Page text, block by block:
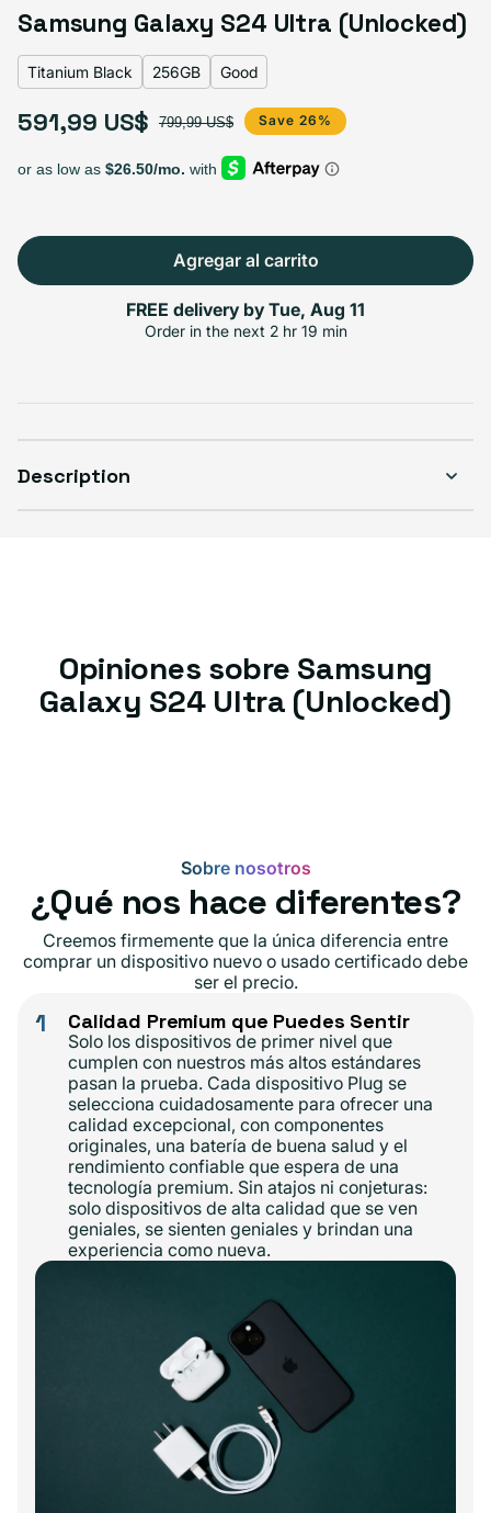
Titanium Black
Titanium Blue
Variante agotada o no disponible
Titanium Gray
Titanium Green
Variante agotada o no disponible
Titanium Orange
Variante agotada o no disponible
Titanium Violet
Titanium Yellow
Variante agotada o no disponible
1TB
$651.99
$591.99
$621.99
Samsung Galaxy S24 Ultra (Unlocked)
Titanium Black 256GB Good
Precio de oferta
591,99 US$
Precio habitual 799,99 US$ Save 26%
Agregar al carrito
FREE delivery by Tue, Aug 11
Order in the next 2 hr 19 min
Description
Opiniones sobre Samsung
Galaxy S24 Ultra (Unlocked)
Sobre nosotros
¿Qué nos hace diferentes?
Creemos firmemente que la única diferencia entre
comprar un dispositivo nuevo o usado certificado debe
ser el precio.
1 Calidad Premium que Puedes Sentir
Solo los dispositivos de primer nivel que
cumplen con nuestros más altos estándares
pasan la prueba. Cada dispositivo Plug se
selecciona cuidadosamente para ofrecer una
calidad excepcional, con componentes
originales, una batería de buena salud y el
rendimiento confiable que espera de una
tecnología premium. Sin atajos ni conjeturas:
solo dispositivos de alta calidad que se ven
geniales, se sienten geniales y brindan una
experiencia como nueva.